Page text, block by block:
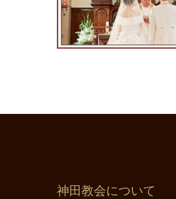
神田教会について